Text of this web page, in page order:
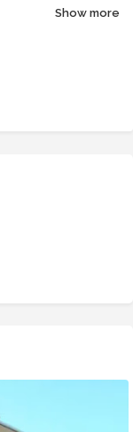
Show more